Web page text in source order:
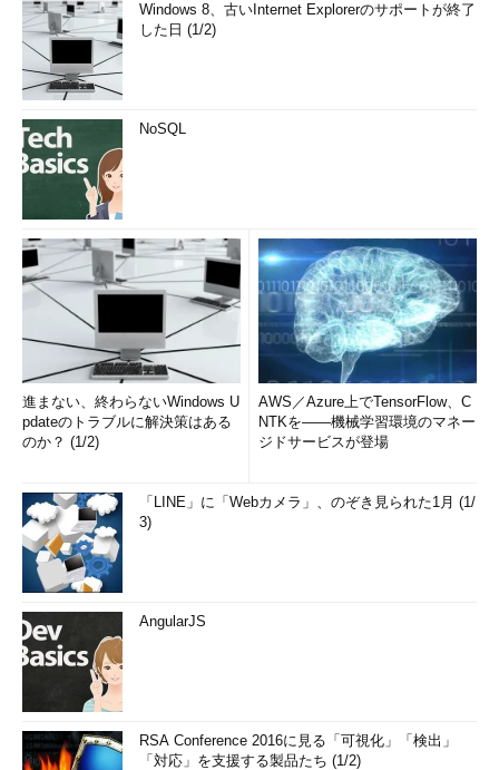
Windows 8、古いInternet Explorerのサポートが終了
した日 (1/2)
NoSQL
進まない、終わらないWindows U
pdateのトラブルに解決策はある
のか？ (1/2)
AWS／Azure上でTensorFlow、C
NTKを――機械学習環境のマネー
ジドサービスが登場
「LINE」に「Webカメラ」、のぞき見られた1月 (1/
3)
AngularJS
RSA Conference 2016に見る「可視化」「検出」
「対応」を支援する製品たち (1/2)